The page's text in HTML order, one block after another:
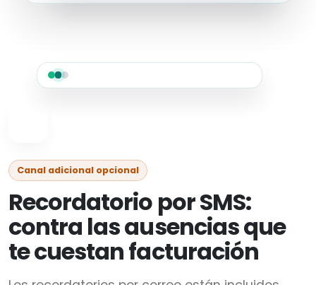
Canal adicional opcional
Recordatorio por SMS:
contra las ausencias que
te cuestan facturación